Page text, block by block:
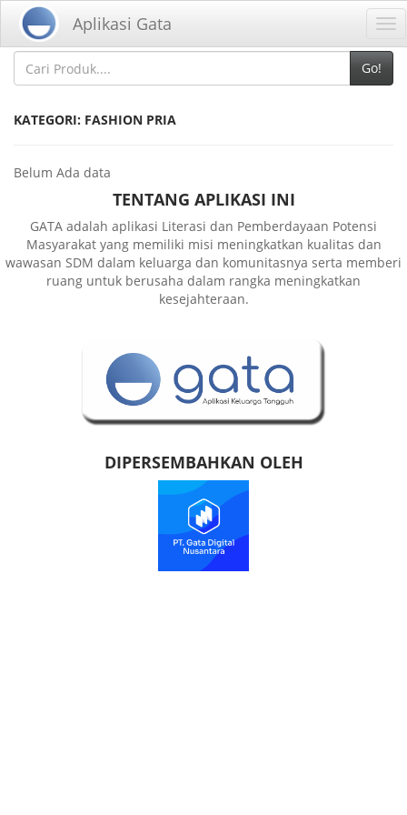
Aplikasi Gata
Home Kategori
Go!
KATEGORI: FASHION PRIA
Belum Ada data
TENTANG APLIKASI INI
GATA adalah aplikasi Literasi dan Pemberdayaan Potensi
Masyarakat yang memiliki misi meningkatkan kualitas dan
wawasan SDM dalam keluarga dan komunitasnya serta memberi
ruang untuk berusaha dalam rangka meningkatkan
kesejahteraan.
DIPERSEMBAHKAN OLEH